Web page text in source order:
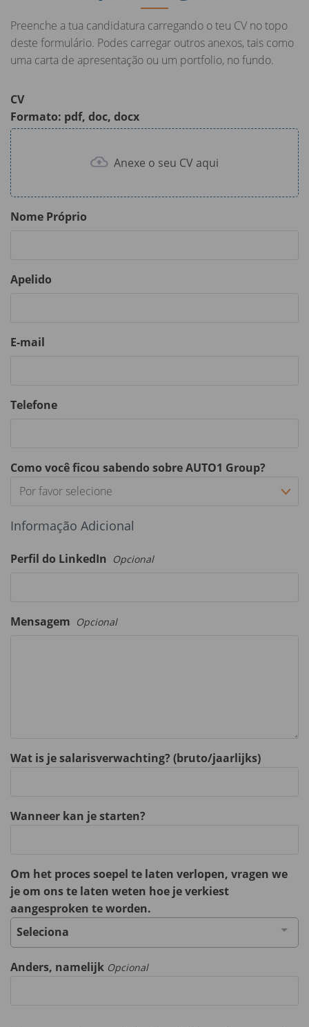
e
Preenche a tua candidatura carregando o teu CV no topo
deste formulário. Podes carregar outros anexos, tais como
uma carta de apresentação ou um portfolio, no fundo.
CV
Formato: pdf, doc, docx
Anexe o seu CV aqui
Nome Próprio
Apelido
E-mail
Telefone
Como você ficou sabendo sobre AUTO1 Group?
Por favor selecione
Informação Adicional
Perfil do LinkedIn Opcional
Mensagem Opcional
Wat is je salarisverwachting? (bruto/jaarlijks)
Wanneer kan je starten?
Om het proces soepel te laten verlopen, vragen we
je om ons te laten weten hoe je verkiest
aangesproken te worden.
Seleciona
Anders, namelijk Opcional